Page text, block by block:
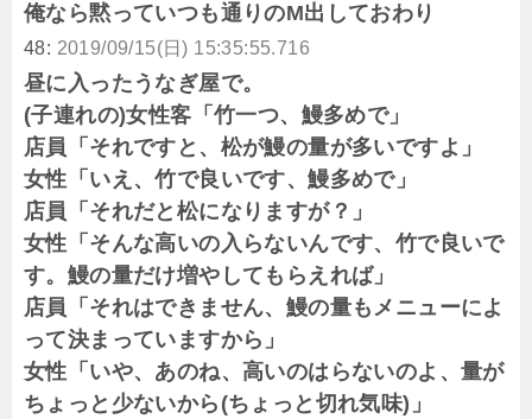
俺なら黙っていつも通りのM出しておわり
48: 2019/09/15(日) 15:35:55.716
昼に入ったうなぎ屋で。
(子連れの)女性客「竹一つ、鰻多めで」
店員「それですと、松が鰻の量が多いですよ」
女性「いえ、竹で良いです、鰻多めで」
店員「それだと松になりますが？」
女性「そんな高いの入らないんです、竹で良いで
す。鰻の量だけ増やしてもらえれば」
店員「それはできません、鰻の量もメニューによ
って決まっていますから」
女性「いや、あのね、高いのはらないのよ、量が
ちょっと少ないから(ちょっと切れ気味)」